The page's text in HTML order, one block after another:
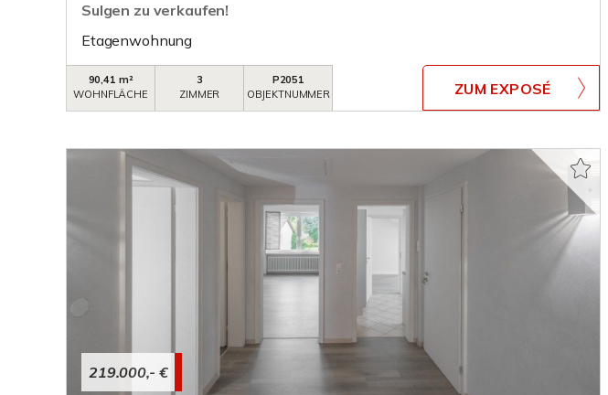
Sulgen zu verkaufen!
Etagenwohnung
90,41 m²
WOHNFLÄCHE
3
ZIMMER
P2051
OBJEKTNUMMER
ZUM EXPOSÉ
219.000,- €